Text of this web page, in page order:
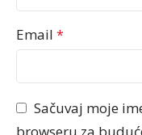
Email *
Sačuvaj moje
browseru za